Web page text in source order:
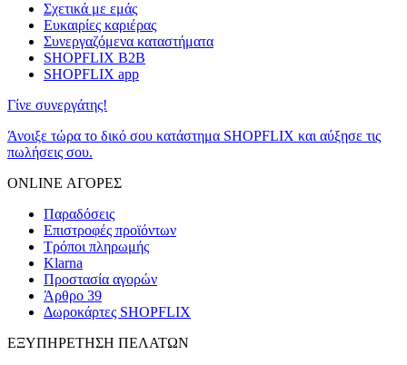
Σχετικά με εμάς
Ευκαιρίες καριέρας
Συνεργαζόμενα καταστήματα
SHOPFLIX B2B
SHOPFLIX app
Γίνε συνεργάτης!
Άνοιξε τώρα το δικό σου κατάστημα SHOPFLIX και αύξησε τις
πωλήσεις σου.
ONLINE ΑΓΟΡΕΣ
Παραδόσεις
Επιστροφές προϊόντων
Τρόποι πληρωμής
Klarna
Προστασία αγορών
Άρθρο 39
Δωροκάρτες SHOPFLIX
ΕΞΥΠΗΡΕΤΗΣΗ ΠΕΛΑΤΩΝ